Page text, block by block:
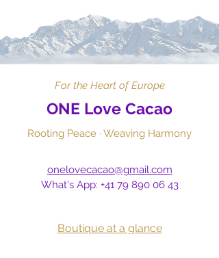
For the Heart of Europe
ONE Love Cacao
Rooting Peace · Weaving Harmony​
onelovecacao@gmail.com
What's App: +41 79 890 06 43
Boutique at a glance